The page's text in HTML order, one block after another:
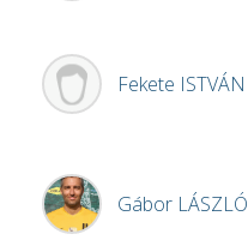
Fekete ISTVÁN
Gábor LÁSZLÓ